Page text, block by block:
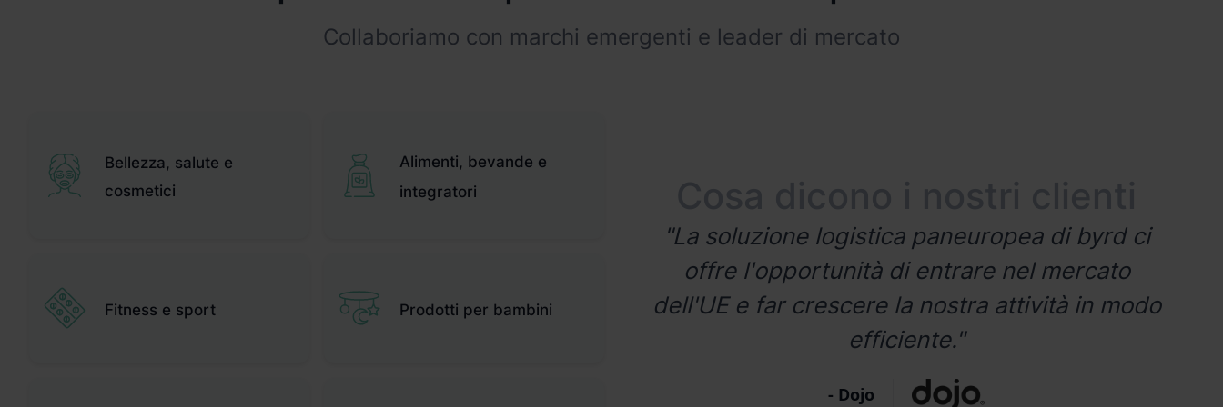
spedizione
resi
Collaboriamo con marchi emergenti e leader di mercato
Bellezza, salute e
cosmetici
Alimenti, bevande e
integratori
Fitness e sport Prodotti per bambini
"La soluzione logistica paneuropea di byrd ci
offre l'opportunità di entrare nel mercato
dell'UE e far crescere la nostra attività in modo
efficiente."
- Dojo